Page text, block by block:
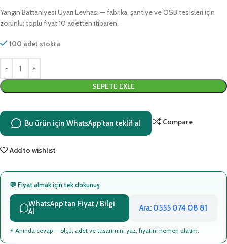
Yangın Battaniyesi Uyarı Levhası — fabrika, şantiye ve OSB tesisleri için
zorunlu; toplu fiyat 10 adetten itibaren.
100 adet stokta
SEPETE EKLE
Bu ürün için WhatsApp'tan teklif al Compare
Add to wishlist
💬 Fiyat almak için tek dokunuş
WhatsApp'tan Fiyat / Bilgi
Al
Ara: 0555 074 08 81
⚡ Anında cevap — ölçü, adet ve tasarımını yaz, fiyatını hemen alalım.